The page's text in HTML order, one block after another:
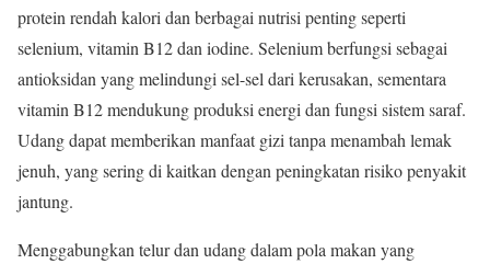
protein rendah kalori dan berbagai nutrisi penting seperti
selenium, vitamin B12 dan iodine. Selenium berfungsi sebagai
antioksidan yang melindungi sel-sel dari kerusakan, sementara
vitamin B12 mendukung produksi energi dan fungsi sistem saraf.
Udang dapat memberikan manfaat gizi tanpa menambah lemak
jenuh, yang sering di kaitkan dengan peningkatan risiko penyakit
jantung.
Menggabungkan telur dan udang dalam pola makan yang